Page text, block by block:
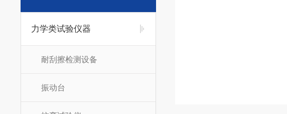
力学类试验仪器
耐刮擦检测设备
振动台